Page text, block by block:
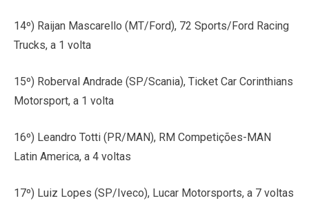
14º) Raijan Mascarello (MT/Ford), 72 Sports/Ford Racing
Trucks, a 1 volta
15º) Roberval Andrade (SP/Scania), Ticket Car Corinthians
Motorsport, a 1 volta
16º) Leandro Totti (PR/MAN), RM Competições-MAN
Latin America, a 4 voltas
17º) Luiz Lopes (SP/Iveco), Lucar Motorsports, a 7 voltas